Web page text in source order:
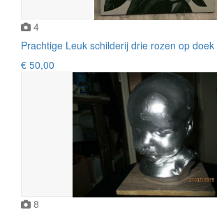
4
Prachtige Leuk schilderij drie rozen op doek
€ 50,00
8